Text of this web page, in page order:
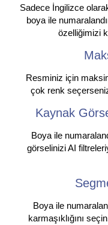
Sadece İngilizce
boya ile
özelliğimizi
Resminiz için
çok renk
Kaynak
Boya ile
görselinizi AI
Boya ile
karmaşıklığını